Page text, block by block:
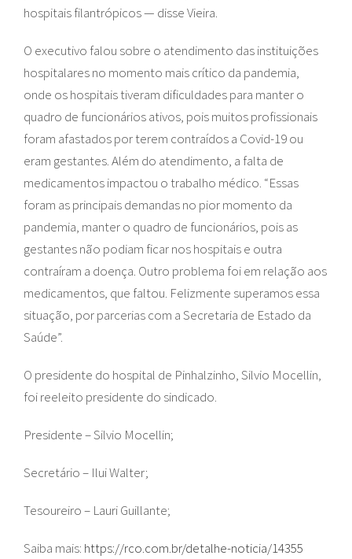
hospitais filantrópicos — disse Vieira.
O executivo falou sobre o atendimento das instituições
hospitalares no momento mais crítico da pandemia,
onde os hospitais tiveram dificuldades para manter o
quadro de funcionários ativos, pois muitos profissionais
foram afastados por terem contraídos a Covid-19 ou
eram gestantes. Além do atendimento, a falta de
medicamentos impactou o trabalho médico. “Essas
foram as principais demandas no pior momento da
pandemia, manter o quadro de funcionários, pois as
gestantes não podiam ficar nos hospitais e outra
contraíram a doença. Outro problema foi em relação aos
medicamentos, que faltou. Felizmente superamos essa
situação, por parcerias com a Secretaria de Estado da
Saúde”.
O presidente do hospital de Pinhalzinho, Silvio Mocellin,
foi reeleito presidente do sindicado.
Presidente – Silvio Mocellin;
Secretário – Ilui Walter;
Tesoureiro – Lauri Guillante;
Saiba mais: https://rco.com.br/detalhe-noticia/14355